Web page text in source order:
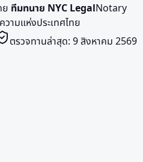
ย ทีมทนาย NYC LegalNotary
ามแห่งประเทศไทย
ตรวจทานล่าสุด: 9 สิงหาคม 2569